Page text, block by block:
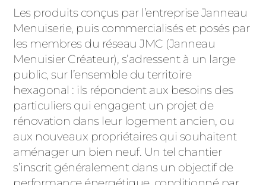
Les produits conçus par l’entreprise Janneau
Menuiserie, puis commercialisés et posés par
les membres du réseau JMC (Janneau
Menuisier Créateur), s’adressent à un large
public, sur l’ensemble du territoire
hexagonal : ils répondent aux besoins des
particuliers qui engagent un projet de
rénovation dans leur logement ancien, ou
aux nouveaux propriétaires qui souhaitent
aménager un bien neuf. Un tel chantier
s’inscrit généralement dans un objectif de